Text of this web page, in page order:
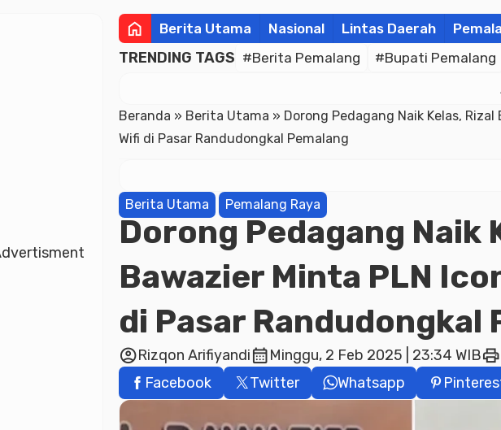
home Berita Utama Nasional Lintas Daerah
TRENDING TAGS #Berita Pemalang #Bupati Pemalang
Beranda » Berita Utama » Dorong Pedagang Naik Kelas,
Wifi di Pasar Randudongkal Pemalang
Berita Utama Pemalang Raya
Dorong Pedagang Naik
Bawazier Minta PLN
di Pasar Randudongkal
account_circleRizqon Arifiyandicalendar_monthMinggu, 2 Feb 2025 | 23:34 WIBprint
Facebook
Twitter Whatsapp